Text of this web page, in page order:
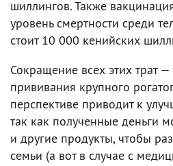
шиллингов. Также
уровень смертности среди
стоит 10 000 кенийских
Сокращение всех этих трат
прививания крупного
перспективе приводит к
так как полученные деньги
и другие продукты, чтобы
семьи (а вот в случае с